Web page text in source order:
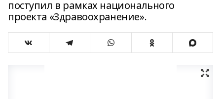
поступил в рамках национального
проекта «Здравоохранение».